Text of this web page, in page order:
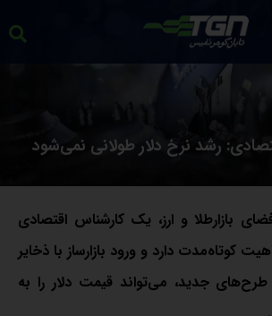
رشد نرخ دلار طولانی نمی‌شود
بازارطلا و ارز، یک کارشناس اقتصادی
کوتاه‌مدت دارد و ورود بازارساز با ذخایر
طرح‌های جدید، می‌تواند قیمت دلار را به